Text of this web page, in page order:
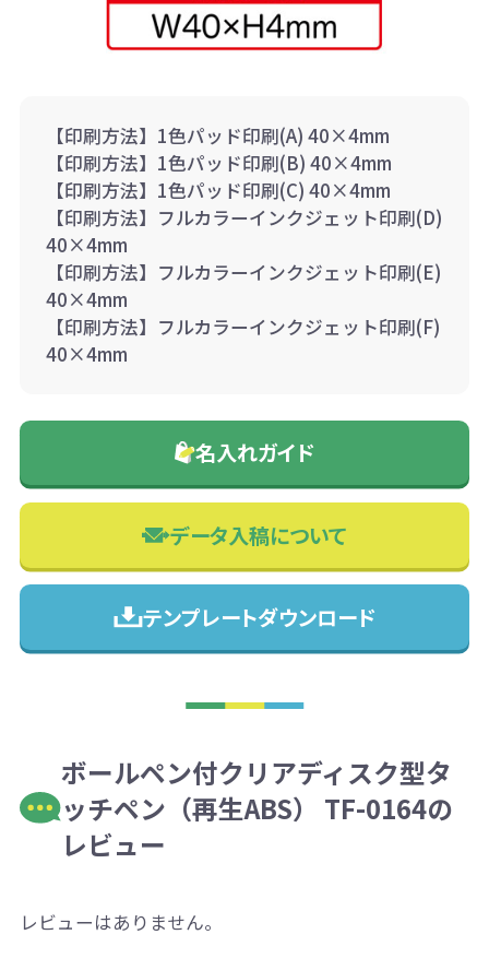
【印刷方法】1色パッド印刷(A) 40×4mm
【印刷方法】1色パッド印刷(B) 40×4mm
【印刷方法】1色パッド印刷(C) 40×4mm
【印刷方法】フルカラーインクジェット印刷(D)
40×4mm
【印刷方法】フルカラーインクジェット印刷(E)
40×4mm
【印刷方法】フルカラーインクジェット印刷(F)
40×4mm
名入れガイド
データ入稿について
テンプレートダウンロード
ボールペン付クリアディスク型タ
ッチペン（再生ABS） TF-0164の
レビュー
レビューはありません。